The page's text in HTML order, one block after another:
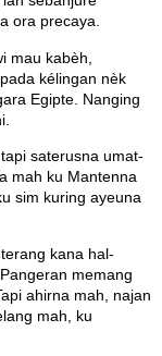
ora precaya.
mau kabèh,
kélingan nèk
Egipte. Nanging
saterusna umat-
mah ku Mantenna
sim kuring ayeuna
kana hal-
memang
ahirna mah, najan
mah, ku